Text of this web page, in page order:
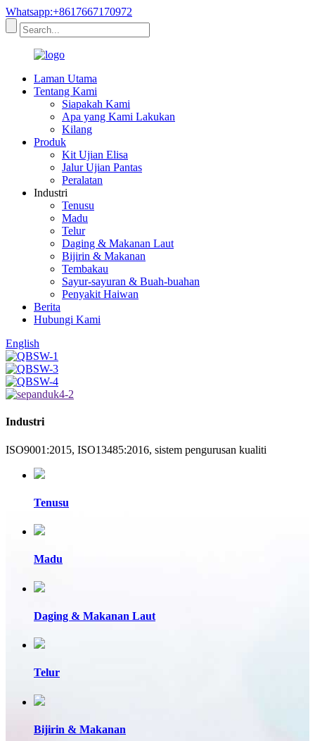
Whatsapp:+8617667170972
Laman Utama
Tentang Kami
Siapakah Kami
Apa yang Kami Lakukan
Kilang
Produk
Kit Ujian Elisa
Jalur Ujian Pantas
Peralatan
Industri
Tenusu
Madu
Telur
Daging & Makanan Laut
Bijirin & Makanan
Tembakau
Sayur-sayuran & Buah-buahan
Penyakit Haiwan
Berita
Hubungi Kami
English
Industri
ISO9001:2015, ISO13485:2016, sistem pengurusan kualiti
Tenusu
Madu
Daging & Makanan Laut
Telur
Bijirin & Makanan